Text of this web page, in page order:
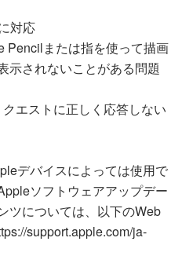
対応
Pencilまたは指を使って描画
示されないことがある問題
エストに正しく応答しない
デバイスによっては使用で
ソフトウェアアップデー
ツについては、以下のWeb
support.apple.com/ja-